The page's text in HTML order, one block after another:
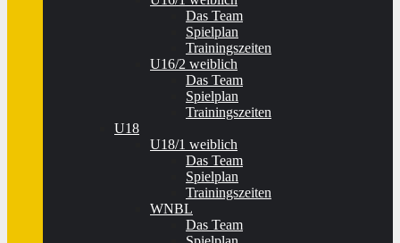
Das Team
Spielplan
Trainingszeiten
U16/2 weiblich
Das Team
Spielplan
Trainingszeiten
U18
U18/1 weiblich
Das Team
Spielplan
Trainingszeiten
WNBL
Das Team